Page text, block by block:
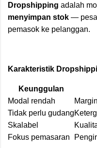
Dropshipping adalah
menyimpan stok —
pemasok ke pelanggan.
Karakteristik
Keunggulan
Modal rendah
Tidak perlu gudang
Skalabel
Fokus pemasaran